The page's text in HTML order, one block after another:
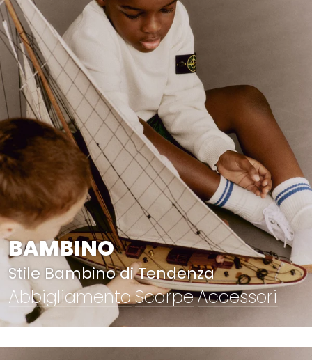
BAMBINO
Stile Bambino di Tendenza
AbbigliamentoScarpeAccessori